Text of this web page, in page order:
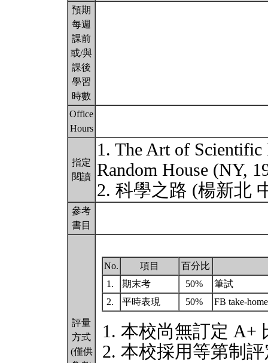
預期
每週
課前
或/與
課後
學習
時數
Office
Hours
指定
閱讀
1. The Art of
Random House (NY,
2. 科學之路 (楊新北
參考
書目
評量
方式
(僅供
No. 項目
百分比
1.
期末考 50%
筆試
2.
平時表現 50% FB take-
本校尚無訂定 A+
本校採用等第制